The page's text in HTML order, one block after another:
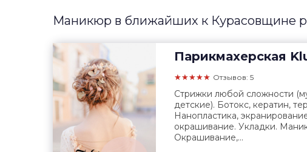
Маникюр в ближайших к Курасовщине
Парикмахерская
★★★★★ Отзывов: 5
Стрижки любой сложности
детские). Ботокс, кератин,
Нанопластика,
окрашивание. Укладки.
Окрашивание,...